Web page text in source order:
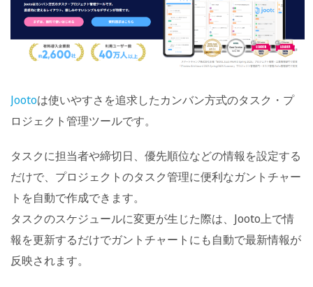
Jootoは使いやすさを追求したカンバン方式のタスク・プ
ロジェクト管理ツールです。
タスクに担当者や締切日、優先順位などの情報を設定する
だけで、プロジェクトのタスク管理に便利なガントチャー
トを自動で作成できます。
タスクのスケジュールに変更が生じた際は、Jooto上で情
報を更新するだけでガントチャートにも自動で最新情報が
反映されます。